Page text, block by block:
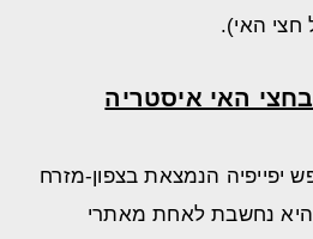
חצי האי).
בחצי האי איסטריה
יפייפיה הנמצאת בצפון-מזרח
נחשבת לאחת מאתרי